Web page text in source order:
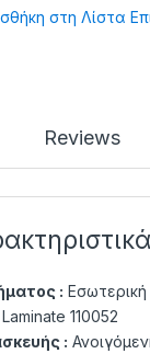
στη Λίστα
Reviews
:
110052
: